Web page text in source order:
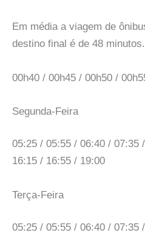
Em média a viagem de
destino final é de 48 minutos.
00h40 / 00h45 / 00h50 /
Segunda-Feira
05:25 / 05:55 / 06:40 / 07:35
16:15 / 16:55 / 19:00
Terça-Feira
05:25 / 05:55 / 06:40 / 07:35